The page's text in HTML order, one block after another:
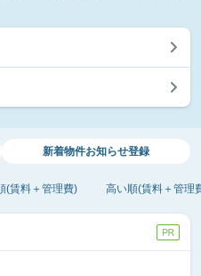
新着物件お知らせ登録
(賃料＋管理費) 高い順(賃料＋管理